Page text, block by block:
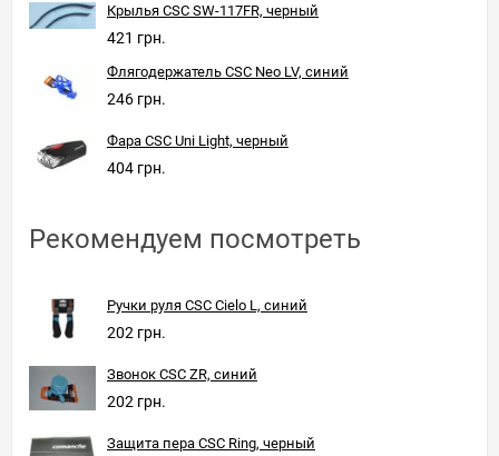
Крылья CSC SW-117FR, черный
421 грн.
Флягодержатель CSC Neo LV, синий
246 грн.
Фара CSC Uni Light, черный
404 грн.
Рекомендуем посмотреть
Ручки руля CSC Cielo L, синий
202 грн.
Звонок CSC ZR, синий
202 грн.
Защита пера CSC Ring, черный